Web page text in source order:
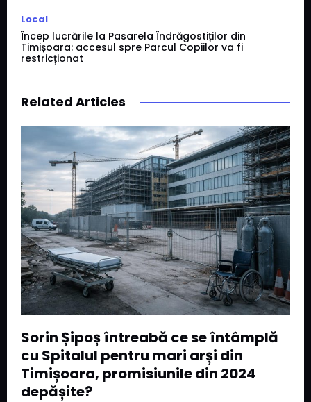
Local
Încep lucrările la Pasarela Îndrăgostiților din
Timișoara: accesul spre Parcul Copiilor va fi
restricționat
Related Articles
Sorin Șipoș întreabă ce se întâmplă
cu Spitalul pentru mari arși din
Timișoara, promisiunile din 2024
depășite?